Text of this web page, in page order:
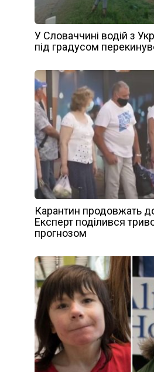
У Словаччині водій з
під градусом
Карантин продовжать
Експерт поділився
прогнозом